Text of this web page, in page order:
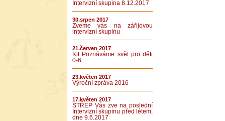
Intervizní skupina 8.12.2017
30.srpen 2017
Zveme vás na zářijovou
intervizní skupinu
21.červen 2017
Kit Poznáváme svět pro děti
0-6
23.květen 2017
Výroční zpráva 2016
17.květen 2017
STŘEP Vás zve na poslední
Intervizní skupinu před létem,
dne 9.6.2017